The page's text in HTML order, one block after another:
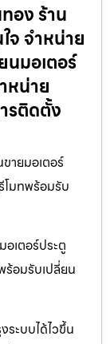
อง ร้าน
จ จำหน่าย
นมอเตอร์
หน่าย
รติดตั้ง
ายมอเตอร์
โมทพร้อมรับ
เตอร์ประตู
ร้อมรับเปลี่ยน
ระบบได้ไวขึ้น